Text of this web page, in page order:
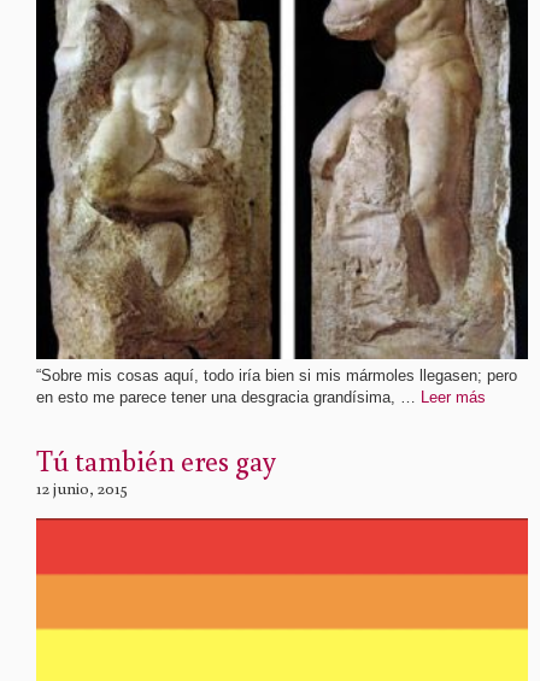
“Sobre mis cosas aquí, todo iría bien si mis mármoles llegasen; pero
en esto me parece tener una desgracia grandísima, … Leer más
Tú también eres gay
12 junio, 2015